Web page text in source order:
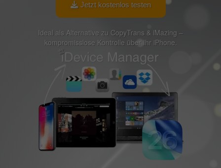
Jetzt kostenlos testen
Ideal als Alternative zu CopyTrans & iMazing –
kompromisslose Kontrolle über Ihr iPhone.